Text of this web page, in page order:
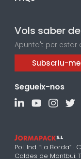
Vols saber
Apunta't per estar
Subscriu-me
Segueix-nos
Pol. Ind. “La Borda”
Caldes de Montbui.